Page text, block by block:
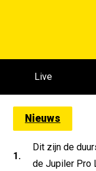
Live
Nieuws
1.
Dit zijn de
de Jupiler Pro